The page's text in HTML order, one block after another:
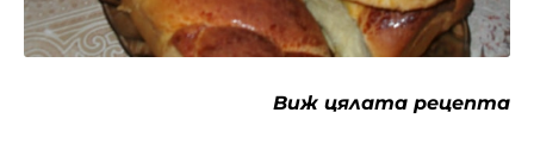
яйце. Днес от специалното козуначено
тесто се приготвят и други сладкиши като